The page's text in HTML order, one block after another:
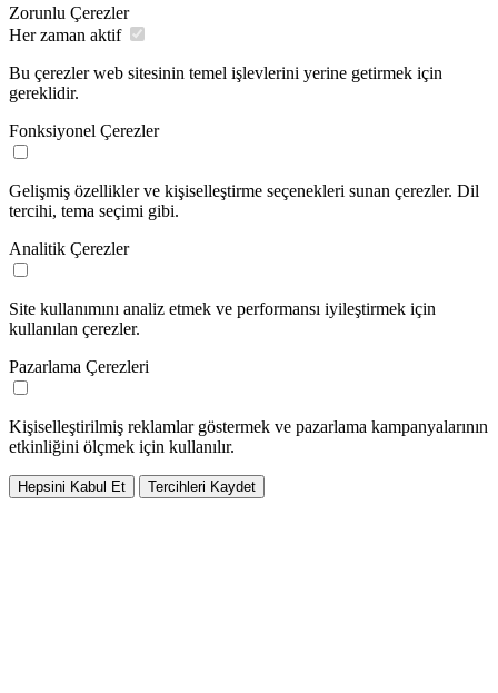
Zorunlu Çerezler
Her zaman aktif
Bu çerezler web sitesinin temel işlevlerini yerine getirmek için
gereklidir.
Fonksiyonel Çerezler
Gelişmiş özellikler ve kişiselleştirme seçenekleri sunan çerezler. Dil
tercihi, tema seçimi gibi.
Analitik Çerezler
Site kullanımını analiz etmek ve performansı iyileştirmek için
kullanılan çerezler.
Pazarlama Çerezleri
Kişiselleştirilmiş reklamlar göstermek ve pazarlama kampanyalarının
etkinliğini ölçmek için kullanılır.
Hepsini Kabul Et Tercihleri Kaydet